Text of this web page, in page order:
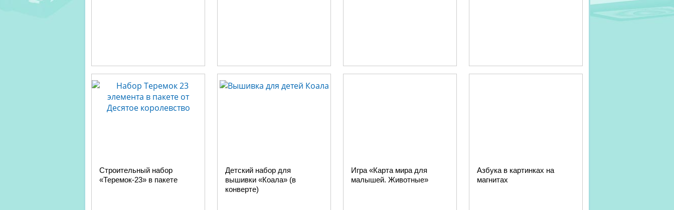
Строительный набор
«Теремок-23» в пакете
Детский набор для
вышивки «Коала» (в
конверте)
Игра «Карта мира для
малышей. Животные»
Азбука в картинках на
магнитах